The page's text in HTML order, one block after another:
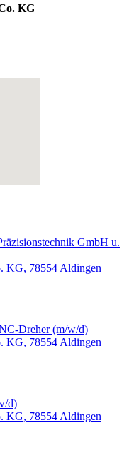
KG
GmbH u.
KG, 78554 Aldingen
Dreher (m/w/d)
KG, 78554 Aldingen
d)
KG, 78554 Aldingen